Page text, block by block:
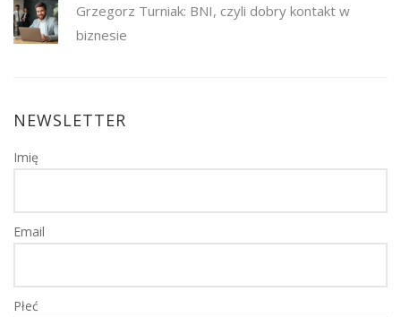
Grzegorz Turniak: BNI, czyli dobry kontakt w
biznesie
NEWSLETTER
Imię
Email
Płeć